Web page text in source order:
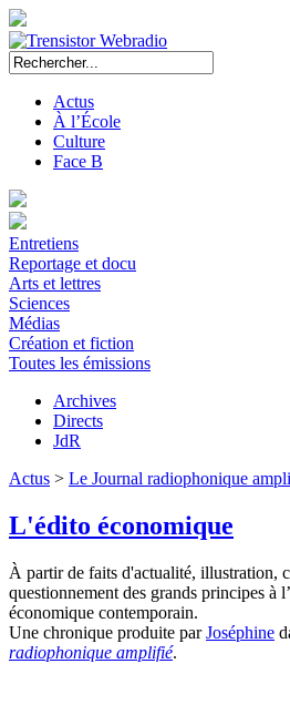
Actus
À l’École
Culture
Face B
Entretiens
Reportage et docu
Arts et lettres
Sciences
Médias
Création et fiction
Toutes les émissions
Archives
Directs
JdR
Actus > Le Journal radiophonique
L'édito économique
À partir de faits d'actualité, illustration,
questionnement des grands principes à
économique contemporain.
Une chronique produite parJoséphine
radiophonique amplifié.